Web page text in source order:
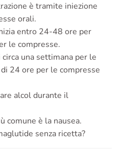
è tramite iniezione
orali.
entro 24-48 ore per
le compresse.
circa una settimana per le
24 ore per le compresse
alcol durante il
comune è la nausea.
senza ricetta?